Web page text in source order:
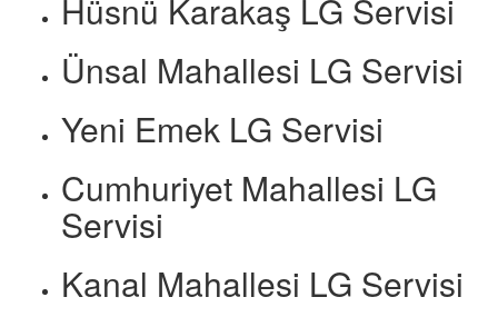
Hüsnü Karakaş LG Servisi
Ünsal Mahallesi LG Servisi
Yeni Emek LG Servisi
Cumhuriyet Mahallesi LG
Servisi
Kanal Mahallesi LG Servisi